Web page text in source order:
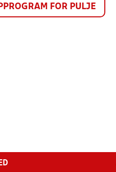
FOR PULJE